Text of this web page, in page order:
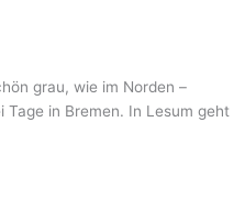
grau, wie im Norden –
in Bremen. In Lesum geht